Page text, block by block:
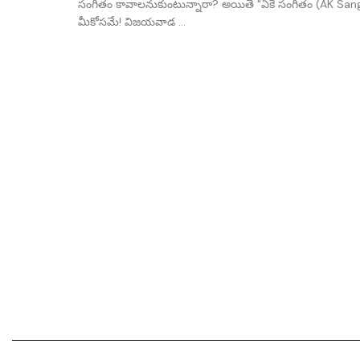
సంగీతం కావాలనుకుంటున్నారా? అయితే "ఏకే సంగీతం (AK
మీకోసమే! విజయవాడ ...